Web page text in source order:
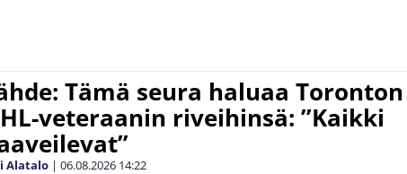
Tämä seura haluaa Toronton
veteraanin riveihinsä: ”Kaikki
Alatalo | 06.08.2026 14:22